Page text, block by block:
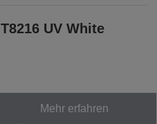
T8216 UV White
Mehr erfahren